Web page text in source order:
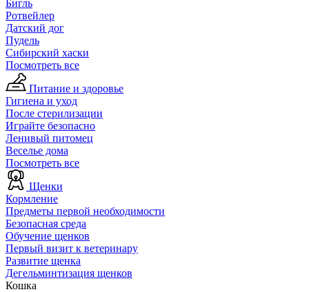
Бигль
Ротвейлер
Датский дог
Пудель
Сибирский хаски
Посмотреть все
Питание и здоровье
Гигиена и уход
После стерилизации
Играйте безопасно
Ленивый питомец
Веселье дома
Посмотреть все
Щенки
Кормление
Предметы первой необходимости
Безопасная среда
Обучение щенков
Первый визит к ветеринару
Развитие щенка
Дегельминтизация щенков
Кошка